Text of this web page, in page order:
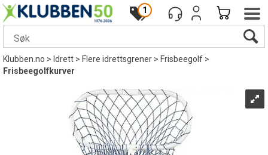
1
Klubben.no> Idrett>Flere idrettsgrener>Frisbeegolf>
Frisbeegolfkurver